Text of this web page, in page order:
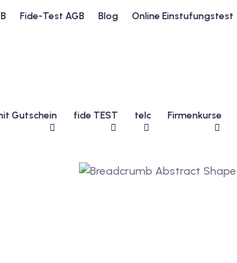
Fide-Test AGB Blog Online Einstufungstest
Gutschein fide TEST telc Firmenkurse